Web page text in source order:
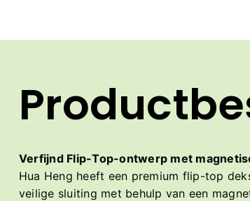
Verfijnd Flip-Top-ontwerp met
Hua Heng heeft een premium flip-top
veilige sluiting met behulp van een